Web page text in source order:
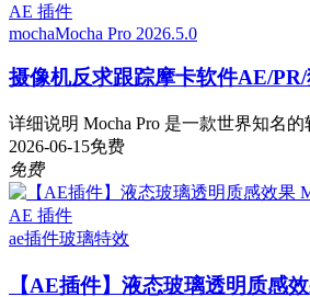
AE 插件
mochaMocha Pro 2026.5.0
摄像机反求跟踪摩卡软件AE/
详细说明 Mocha Pro 是一款世界知名
2026-06-15免费
免费
AE 插件
ae插件玻璃特效
【AE插件】液态玻璃透明质感